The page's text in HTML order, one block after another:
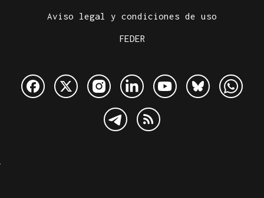
Aviso legal y condiciones de uso
FEDER